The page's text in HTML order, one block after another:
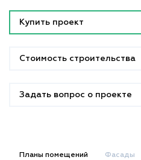
Купить проект
Стоимость строительства
Задать вопрос о проекте
Планы помещений Фасады